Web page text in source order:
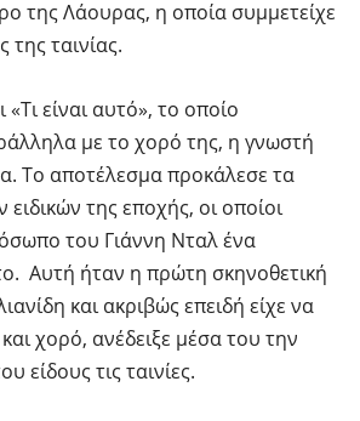
της Λάουρας, η οποία συμμετείχε
της ταινίας.
είναι αυτό», το οποίο
με το χορό της, η γνωστή
Το αποτέλεσμα προκάλεσε τα
ειδικών της εποχής, οι οποίοι
του Γιάννη Νταλ ένα
Αυτή ήταν η πρώτη σκηνοθετική
και ακριβώς επειδή είχε να
χορό, ανέδειξε μέσα του την
είδους τις ταινίες.